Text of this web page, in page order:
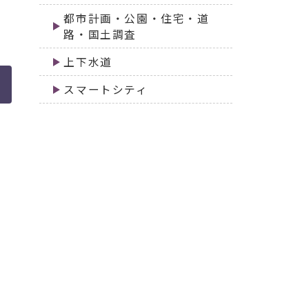
都市計画・公園・住宅・道
路・国土調査
上下水道
スマートシティ